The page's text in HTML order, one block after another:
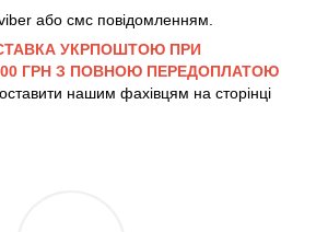
або смс повідомленням.
УКРПОШТОЮ ПРИ
ГРН З ПОВНОЮ ПЕРЕДОПЛАТОЮ
нашим фахівцям на сторінці